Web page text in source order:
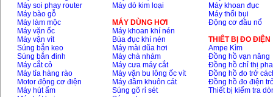
Máy soi phay router
Máy bào gỗ
Máy làm mộc
Máy vặn ốc
Máy vặn vít
Súng bắn keo
Súng bắn đinh
Máy cắt cỏ
Máy tỉa hàng rào
Motor động cơ điện
Máy hút ẩm
Máy dò kim loại
MÁY DÙNG HƠI
Máy khoan khí nén
Búa đục khí nén
Máy mài dũa hơi
Máy chà nhám
Máy cưa máy cắt
Máy vặn bu lông ốc vít
Máy đầm khuôn cát
Súng gõ rỉ sét
Máy khoan đục
Máy thổi bụi
Động cơ đầu nổ
THIÊT BỊ ĐO ĐIỆN
Ampe Kìm
Đồng hồ vạn năng
Đồng hồ chỉ thị pha
Đồng hồ đo trở
Đồng hồ đo điện
Thiết bị kiểm tra